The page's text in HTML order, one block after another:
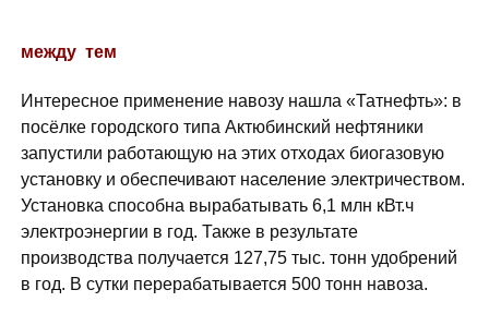
между тем
Интересное применение навозу нашла «Татнефть»: в
посёлке городского типа Актюбинский нефтяники
запустили работающую на этих отходах биогазовую
установку и обеспечивают население электричеством.
Установка способна вырабатывать 6,1 млн кВт.ч
электроэнергии в год. Также в результате
производства получается 127,75 тыс. тонн удобрений
в год. В сутки перерабатывается 500 тонн навоза.